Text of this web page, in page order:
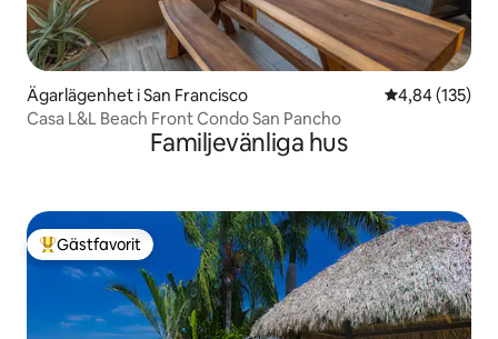
Ägarlägenhet i San Francisco 4,84 av 5 i
4,84 (135)
Casa L&L Beach Front Condo San Pancho
Familjevänliga hus
Populär gästfavorit
Gästfavorit